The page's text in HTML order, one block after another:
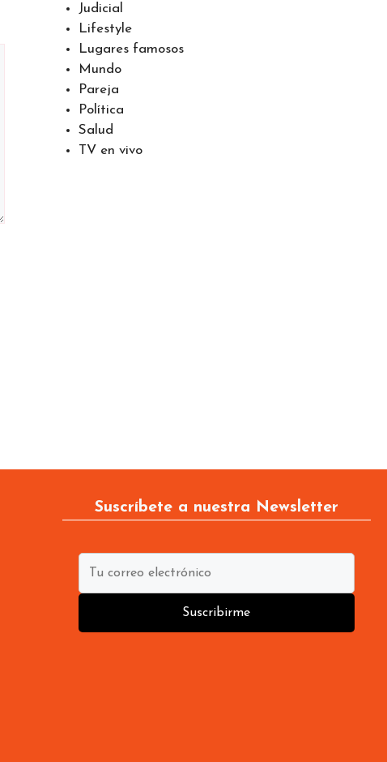
Judicial
Lifestyle
Lugares famosos
Mundo
Pareja
Política
Salud
TV en vivo
Suscríbete a nuestra Newsletter
Suscribirme